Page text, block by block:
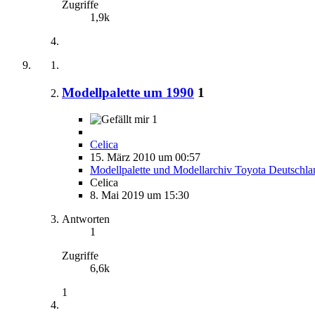
Zugriffe
1,9k
Modellpalette um 1990 1
1
Celica
15. März 2010 um 00:57
Modellpalette und Modellarchiv Toyota
Celica
8. Mai 2019 um 15:30
Antworten
1
Zugriffe
6,6k
1